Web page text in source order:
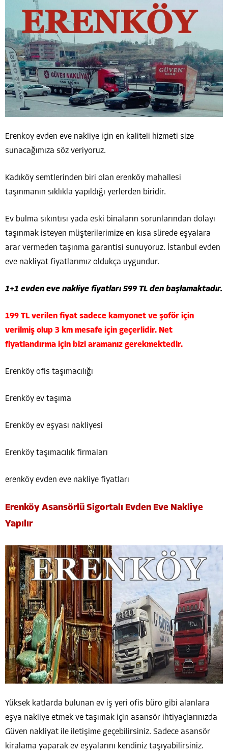
Erenkoy evden eve nakliye için en kaliteli hizmeti size
sunacağımıza söz veriyoruz.
Kadıköy semtlerinden biri olan erenköy mahallesi
taşınmanın sıklıkla yapıldığı yerlerden biridir.
Ev bulma sıkıntısı yada eski binaların sorunlarından dolayı
taşınmak isteyen müşterilerimize en kısa sürede eşyalara
arar vermeden taşınma garantisi sunuyoruz. İstanbul evden
eve nakliyat fiyatlarımız oldukça uygundur.
1+1 evden eve nakliye fiyatları 599 TL den başlamaktadır.
199 TL verilen fiyat sadece kamyonet ve şoför için
verilmiş olup 3 km mesafe için geçerlidir. Net
fiyatlandırma için bizi aramanız gerekmektedir.
Erenköy ofis taşımacılığı
Erenköy ev taşıma
Erenköy ev eşyası nakliyesi
Erenköy taşımacılık firmaları
erenköy evden eve nakliye fiyatları
Erenköy Asansörlü Sigortalı Evden Eve Nakliye
Yapılır
Yüksek katlarda bulunan ev iş yeri ofis büro gibi alanlara
eşya nakliye etmek ve taşımak için asansör ihtiyaçlarınızda
Güven nakliyat ile iletişime geçebilirsiniz. Sadece asansör
kiralama yaparak ev eşyalarını kendiniz taşıyabilirsiniz.